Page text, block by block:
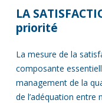
LA
priorité
La mesure de la
composante
management de la
de l’adéquation